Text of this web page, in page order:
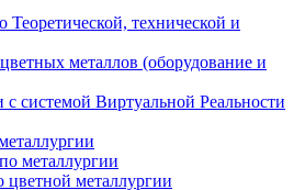
Теоретической, технической и
металлов (оборудование и
системой Виртуальной Реальности
металлургии
металлургии